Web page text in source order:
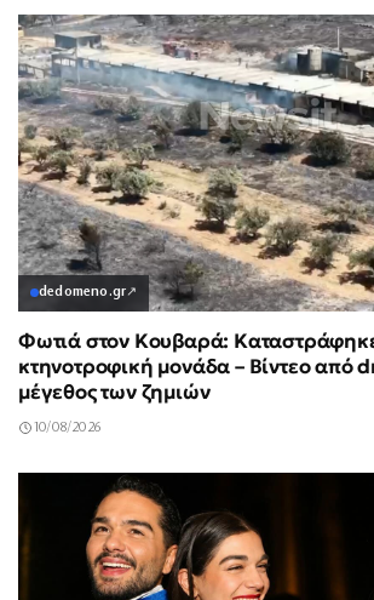
dedomeno.gr↗
Φωτιά στον Κουβαρά:
κτηνοτροφική μονάδα – Βίντεο από
μέγεθος των ζημιών
10/08/2026